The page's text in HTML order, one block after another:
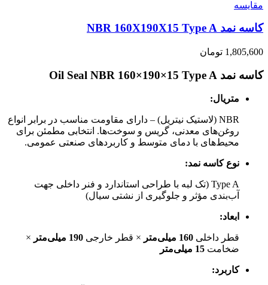
مقايسه
کاسه نمد NBR 160X190X15 Type A
1,805,600 تومان
کاسه نمد Oil Seal NBR 160×190×15 Type A
متریال:
NBR (لاستیک نیتریل) – دارای مقاومت مناسب در برابر انواع
روغن‌های معدنی، گریس و سوخت‌ها. انتخابی مطمئن برای
محیط‌های با دمای متوسط و کاربردهای صنعتی عمومی.
نوع کاسه نمد:
Type A (تک لبه با طراحی استاندارد و فنر داخلی جهت
آب‌بندی مؤثر و جلوگیری از نشتی سیال)
ابعاد:
قطر داخلی 160 میلی‌متر × قطر خارجی 190 میلی‌متر
×
ضخامت 15 میلی‌متر
کاربرد: